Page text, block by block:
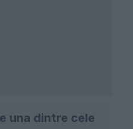
una dintre cele